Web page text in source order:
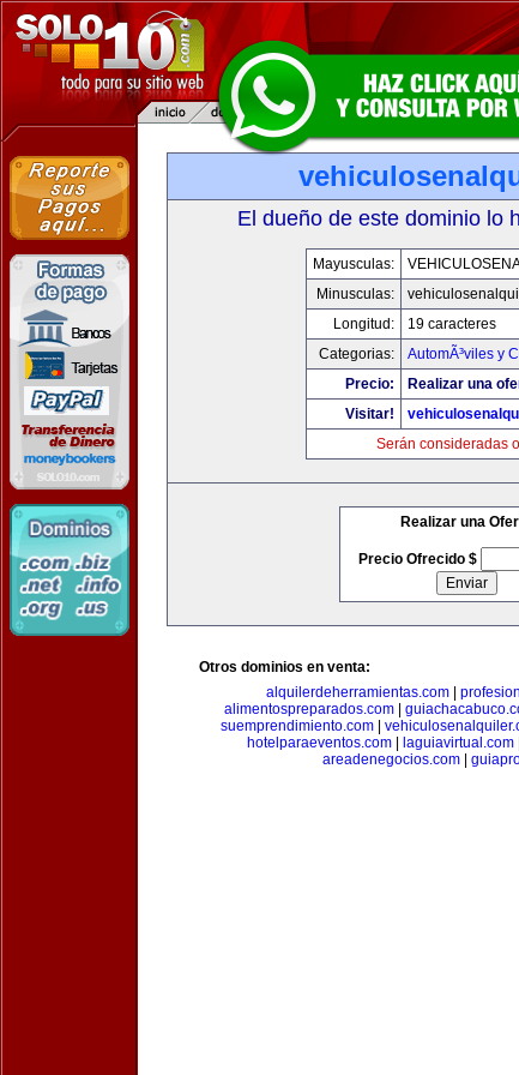
El dueño de este dominio lo
Mayusculas:
Minusculas:
Longitud:
19 caracteres
Categorias:
AutomÃ³viles y
Precio:
Realizar una
Visitar!
Serán consideradas
Realizar una
Precio Ofrecido $
Otros dominios en venta:
alquilerdeherramientas.com
alimentospreparados.com|
suemprendimiento.com|
hotelparaeventos.com
laguiavirtual.com
areadenegocios.com|